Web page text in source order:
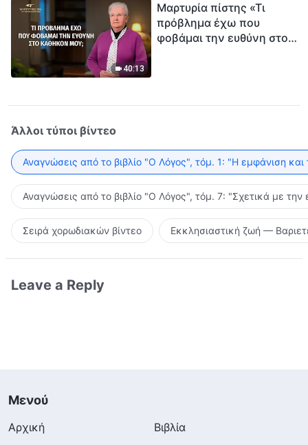
40:13
Μαρτυρία πίστης «Τι
πρόβλημα έχω που
φοβάμαι την ευθύνη στο
Άλλοι τύποι βίντεο
Αναγνώσεις από το βιβλίο "Ο Λόγος", τόμ. 1: "Η εμφάνιση
Αναγνώσεις από το βιβλίο "Ο Λόγος", τόμ. 7: "Σχετικά με την
Σειρά χορωδιακών βίντεο Εκκλησιαστική ζωή —
Leave a Reply
Μενού
Αρχική
Βιβλία